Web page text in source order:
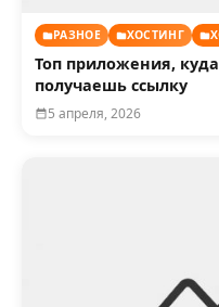
РАЗНОЕ ХОСТИНГ
Топ приложения,
получаешь ссылку
5 апреля, 2026